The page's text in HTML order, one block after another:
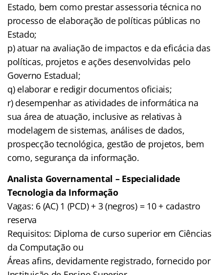
Estado, bem como prestar assessoria técnica no
processo de elaboração de políticas públicas no
Estado;
p) atuar na avaliação de impactos e da eficácia das
políticas, projetos e ações desenvolvidas pelo
Governo Estadual;
q) elaborar e redigir documentos oficiais;
r) desempenhar as atividades de informática na
sua área de atuação, inclusive as relativas à
modelagem de sistemas, análises de dados,
prospecção tecnológica, gestão de projetos, bem
como, segurança da informação.
Analista Governamental – Especialidade
Tecnologia da Informação
Vagas: 6 (AC) 1 (PCD) + 3 (negros) = 10 + cadastro
reserva
Requisitos: Diploma de curso superior em Ciências
da Computação ou
Áreas afins, devidamente registrado, fornecido por